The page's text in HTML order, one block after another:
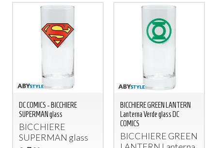
DC COMICS - BICCHIERE
SUPERMAN glass
BICCHIERE
SUPERMAN glass
BICCHIERE GREEN LANTERN
Lanterna Verde glass DC
COMICS
BICCHIERE GREEN